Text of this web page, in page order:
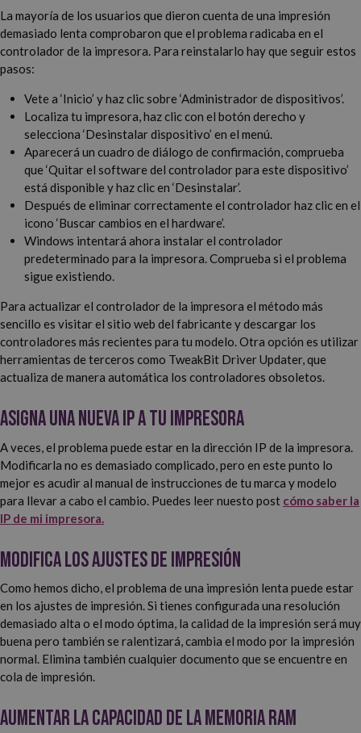
La mayoría de los usuarios que dieron cuenta de una impresión
demasiado lenta comprobaron que el problema radicaba en el
controlador de la impresora. Para reinstalarlo hay que seguir estos
pasos:
Vete a ‘Inicio’ y haz clic sobre ‘Administrador de dispositivos’.
Localiza tu impresora, haz clic con el botón derecho y
selecciona ‘Desinstalar dispositivo’ en el menú.
Aparecerá un cuadro de diálogo de confirmación, comprueba
que ‘Quitar el software del controlador para este dispositivo’
está disponible y haz clic en ‘Desinstalar’.
Después de eliminar correctamente el controlador haz clic en el
icono ‘Buscar cambios en el hardware’.
Windows intentará ahora instalar el controlador
predeterminado para la impresora. Comprueba si el problema
sigue existiendo.
Para actualizar el controlador de la impresora el método más
sencillo es visitar el sitio web del fabricante y descargar los
controladores más recientes para tu modelo. Otra opción es utilizar
herramientas de terceros como TweakBit Driver Updater, que
actualiza de manera automática los controladores obsoletos.
Asigna una nueva IP a tu impresora
A veces, el problema puede estar en la dirección IP de la impresora.
Modificarla no es demasiado complicado, pero en este punto lo
mejor es acudir al manual de instrucciones de tu marca y modelo
para llevar a cabo el cambio. Puedes leer nuesto post cómo saber la
IP de mi impresora.
Modifica los ajustes de impresión
Como hemos dicho, el problema de una impresión lenta puede estar
en los ajustes de impresión. Si tienes configurada una resolución
demasiado alta o el modo óptima, la calidad de la impresión será muy
buena pero también se ralentizará, cambia el modo por la impresión
normal. Elimina también cualquier documento que se encuentre en
cola de impresión.
Aumentar la capacidad de la memoria RAM